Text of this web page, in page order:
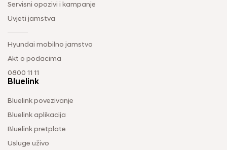
Servisni opozivi i kampanje
Uvjeti jamstva
Hyundai mobilno jamstvo
Akt o podacima
0800 11 11
Bluelink
Bluelink povezivanje
Bluelink aplikacija
Bluelink pretplate
Usluge uživo